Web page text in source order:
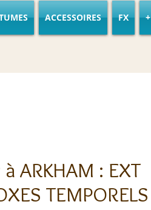
ACCESSOIRES FX +
ARKHAM : EXT
TEMPORELS